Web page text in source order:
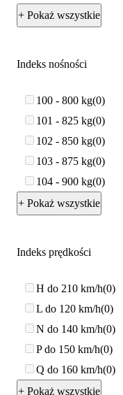
+ Pokaż wszystkie
Indeks nośności
100 - 800 kg 0
101 - 825 kg 0
102 - 850 kg 0
103 - 875 kg 0
104 - 900 kg 0
+ Pokaż wszystkie
Indeks prędkości
H do 210 km/h 0
L do 120 km/h 0
N do 140 km/h 0
P do 150 km/h 0
Q do 160 km/h 0
+ Pokaż wszystkie